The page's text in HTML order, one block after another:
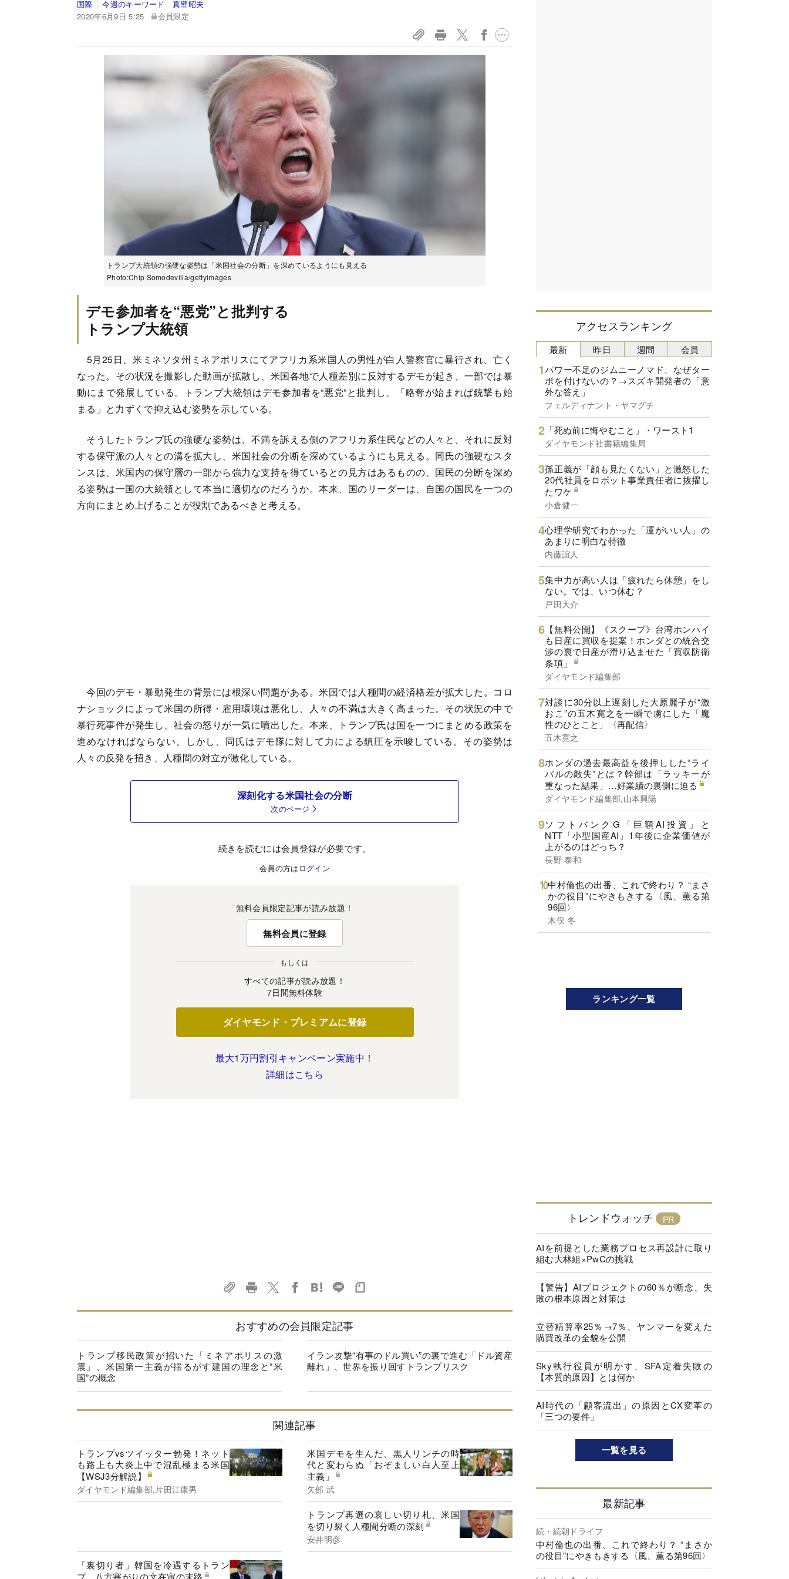
国際
今週のキーワード 真壁昭夫
2020年6月9日 5:25
会員限定
トランプ大統領の強硬な姿勢は「米国社会の分断」を深めているようにも見える
Photo:Chip Somodevilla/gettyimages
デモ参加者を“悪党”と批判する
トランプ大統領
5月25日、米ミネソタ州ミネアポリスにてアフリカ系米国人の男性が白人警察官に暴行され、亡く
なった。その状況を撮影した動画が拡散し、米国各地で人種差別に反対するデモが起き、一部では暴
動にまで発展している。トランプ大統領はデモ参加者を“悪党”と批判し、「略奪が始まれば銃撃も始
まる」と力ずくで抑え込む姿勢を示している。
そうしたトランプ氏の強硬な姿勢は、不満を訴える側のアフリカ系住民などの人々と、それに反対
する保守派の人々との溝を拡大し、米国社会の分断を深めているようにも見える。同氏の強硬なスタ
ンスは、米国内の保守層の一部から強力な支持を得ているとの見方はあるものの、国民の分断を深め
る姿勢は一国の大統領として本当に適切なのだろうか。本来、国のリーダーは、自国の国民を一つの
方向にまとめ上げることが役割であるべきと考える。
今回のデモ・暴動発生の背景には根深い問題がある。米国では人種間の経済格差が拡大した。コロ
ナショックによって米国の所得・雇用環境は悪化し、人々の不満は大きく高まった。その状況の中で
暴行死事件が発生し、社会の怒りが一気に噴出した。本来、トランプ氏は国を一つにまとめる政策を
進めなければならない。しかし、同氏はデモ隊に対して力による鎮圧を示唆している。その姿勢は
人々の反発を招き、人種間の対立が激化している。
深刻化する米国社会の分断
次のページ
続きを読むには会員登録が必要です。
会員の方は ログイン
無料会員限定記事が読み放題！
無料会員に登録
もしくは
すべての記事が読み放題！
7日間無料体験
ダイヤモンド・プレミアムに登録
最大1万円割引キャンペーン実施中！
詳細はこちら
おすすめの会員限定記事
トランプ移民政策が招いた「ミネアポリスの激
震」、米国第一主義が揺るがす建国の理念と“米
国”の概念
イラン攻撃“有事のドル買い”の裏で進む「ドル資産
離れ」、世界を振り回すトランプリスク
関連記事
トランプvsツイッター勃発！ネット
も路上も大炎上中で混乱極まる米国
【WSJ3分解説】
ダイヤモンド編集部,片田江康男
米国デモを生んだ、黒人リンチの時
代と変わらぬ「おぞましい白人至上
主義」
矢部 武
トランプ再選の哀しい切り札、米国
を切り裂く人種間分断の深刻
安井明彦
「裏切り者」韓国を冷遇するトラン
プ、八方塞がりの文在寅の末路
アクセスランキング
最新
パワー不足のジムニーノマド、なぜター
ボを付けないの？→スズキ開発者の「意
外な答え」
フェルディナント・ヤマグチ
「死ぬ前に悔やむこと」・ワースト1
ダイヤモンド社書籍編集局
孫正義が「顔も見たくない」と激怒した
20代社員をロボット事業責任者に抜擢し
たワケ
小倉健一
心理学研究でわかった「運がいい人」の
あまりに明白な特徴
内藤誼人
集中力が高い人は「疲れたら休憩」をし
ない。では、いつ休む？
戸田大介
【無料公開】《スクープ》台湾ホンハイ
も日産に買収を提案！ホンダとの統合交
渉の裏で日産が滑り込ませた「買収防衛
条項」
ダイヤモンド編集部
対談に30分以上遅刻した大原麗子が“激
おこ”の五木寛之を一瞬で虜にした「魔
性のひとこと」〈再配信〉
五木寛之
ホンダの過去最高益を後押しした“ライ
バルの敵失”とは？幹部は「ラッキーが
重なった結果」…好業績の裏側に迫る
ダイヤモンド編集部,山本興陽
ソフトバンクG「巨額AI投資」と
NTT「小型国産AI」1年後に企業価値が
上がるのはどっち？
長野 泰和
中村倫也の出番、これで終わり？ “まさ
かの役目”にやきもきする〈風、薫る第
96回〉
木俣 冬
昨日 週間 会員
ランキング一覧
トレンドウォッチ
AIを前提とした業務プロセス再設計に取り
組む大林組×PwCの挑戦
【警告】AIプロジェクトの60％が断念、失
敗の根本原因と対策は
立替精算率25％→7％、ヤンマーを変えた
購買改革の全貌を公開
Sky執行役員が明かす、SFA定着失敗の
【本質的原因】とは何か
AI時代の「顧客流出」の原因とCX変革の
「三つの要件」
一覧を見る
最新記事
続・続朝ドライフ
中村倫也の出番、これで終わり？ “まさか
の役目”にやきもきする〈風、薫る第96回〉